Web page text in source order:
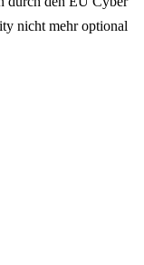
nicht mehr optional